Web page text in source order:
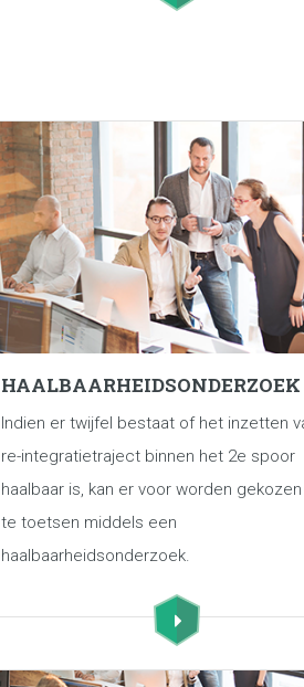
HAALBAARHEIDSONDERZOEK
Indien er twijfel bestaat of het inzetten
re-integratietraject binnen het 2e spoor
haalbaar is, kan er voor worden
te toetsen middels een
haalbaarheidsonderzoek.